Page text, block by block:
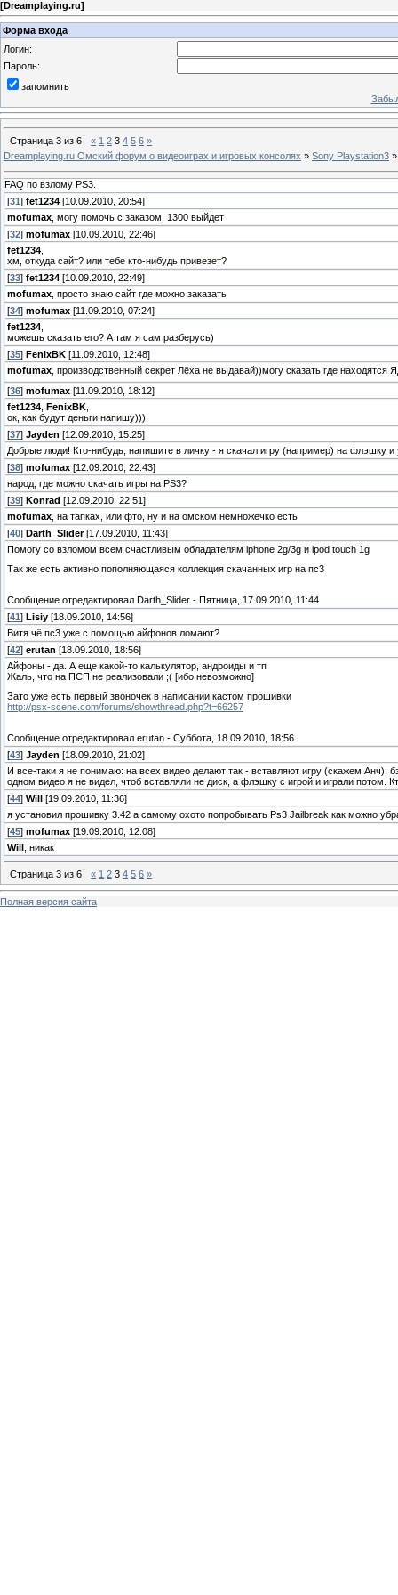
[Dreamplaying.ru]
Форма входа
Логин:
Пароль:
запомнить
Страница 3 из 6 « 1 2 3 4 5 6 »
Dreamplaying.ru Омский форум о видеоиграх и игровых консолях » Sony Playstation3 »
FAQ по взлому PS3.
[31] fet1234 [10.09.2010, 20:54]
mofumax , могу помочь с заказом, 1300 выйдет
[32] mofumax [10.09.2010, 22:46]
fet1234
хм, откуда сайт? или тебе кто-нибудь привезет?
[33] fet1234 [10.09.2010, 22:49]
mofumax , просто знаю сайт где можно заказать
[34] mofumax [11.09.2010, 07:24]
fet1234
можешь сказать его? А там я сам разберусь)
[35] FenixBK [11.09.2010, 12:48]
mofumax, производственный секрет Лёха не выдавай))могу сказать где
[36] mofumax [11.09.2010, 18:12]
fet1234 FenixBK
ок, как будут деньги напишу)))
[37] Jayden [12.09.2010, 15:25]
Добрые люди! Кто-нибудь, напишите в личку - я скачал игру (например) на флэшку
[38] mofumax [12.09.2010, 22:43]
народ, где можно скачать игры на PS3?
[39] Konrad [12.09.2010, 22:51]
mofumax , на тапках, или фто, ну и на омском немножечко есть
[40] Darth_Slider[17.09.2010, 11:43]
Помогу со взломом всем счастливым обладателям iphone 2g/3g и ipod touch 1g
Так же есть активно пополняющаяся коллекция скачанных игр на пс3
Сообщение отредактировал Darth_Slider - Пятница, 17.09.2010, 11:44
[41] Lisiy [18.09.2010, 14:56]
Витя чё пс3 уже с помощью айфонов ломают?
[42] erutan [18.09.2010, 18:56]
Айфоны - да. А еще какой-то калькулятор, андроиды и тп
Жаль, что на ПСП не реализовали ;( [ибо невозможно]
Зато уже есть первый звоночек в написании кастом прошивки
http://psx-scene.com/forums/showthread.php?t=66257
Сообщение отредактировал erutan - Суббота, 18.09.2010, 18:56
[43] Jayden [18.09.2010, 21:02]
И все-таки я не понимаю: на всех видео делают так - вставляют игру (скажем Анч),
одном видео я не видел, чтоб вставляли не диск, а флэшку с игрой и играли потом.
[44] Will [19.09.2010, 11:36]
я установил прошивку 3.42 а самому охото попробывать Ps3 Jailbreak как можно
[45] mofumax [19.09.2010, 12:08]
Will , никак
Страница 3 из 6 « 1 2 3 4 5 6 »
Полная версия сайта